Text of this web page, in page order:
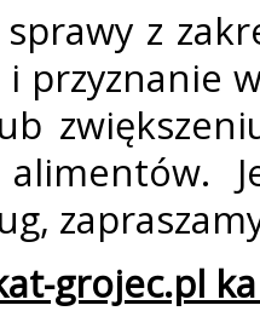
z
przyznanie
grojec.pl